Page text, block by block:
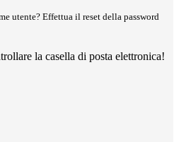
utente? Effettua il reset della password
la casella di posta elettronica!